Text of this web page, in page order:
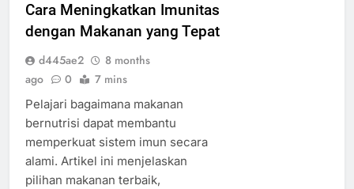
Cara Meningkatkan Imunitas
dengan Makanan yang Tepat
d445ae2
8 months
ago
0 7 mins
Pelajari bagaimana makanan
bernutrisi dapat membantu
memperkuat sistem imun secara
alami. Artikel ini menjelaskan
pilihan makanan terbaik,